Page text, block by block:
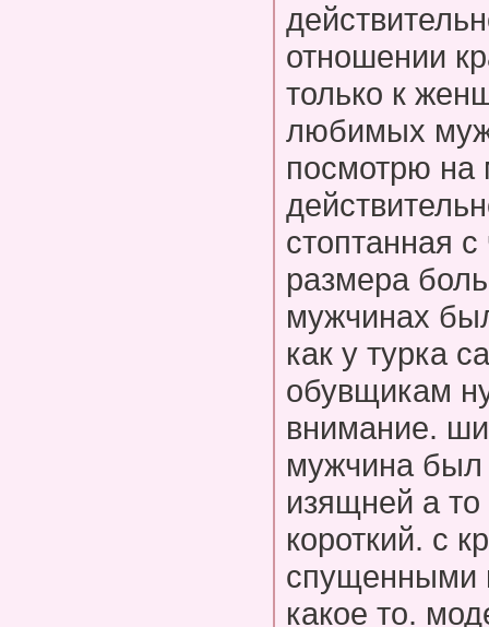
отношении
только к
любимых
посмотрю на
стоптанная
размера
мужчинах
как у турка
обувщикам
внимание.
мужчина
изящней а
короткий. с
спущенными
какое то.